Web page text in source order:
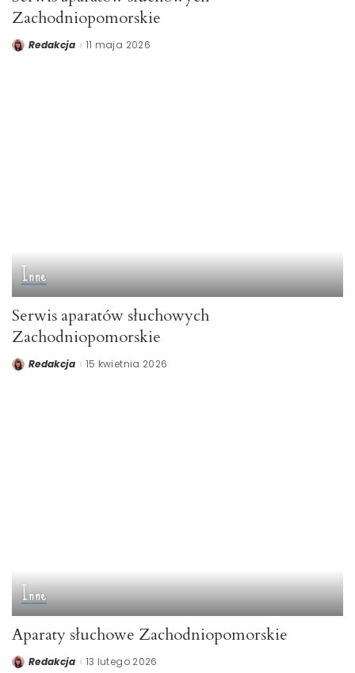
Zachodniopomorskie
PostedRedakcja 11 maja 2026
Inne
Serwis aparatów słuchowych
Zachodniopomorskie
PostedRedakcja 15 kwietnia 2026
Inne
Aparaty słuchowe Zachodniopomorskie
PostedRedakcja 13 lutego 2026